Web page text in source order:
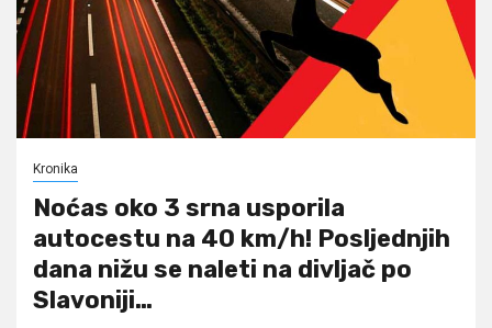
Kronika
Noćas oko 3 srna usporila
autocestu na 40 km/h! Posljednjih
dana nižu se naleti na divljač po
Slavoniji…